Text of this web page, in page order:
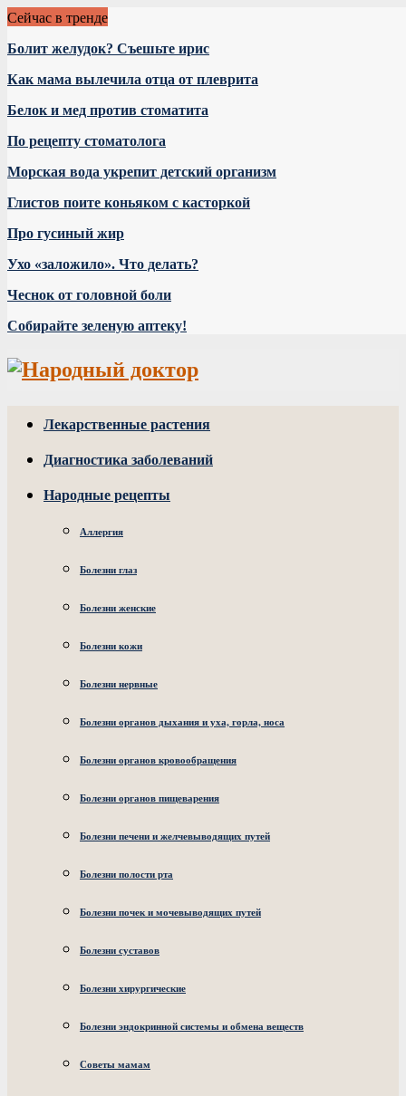
Сейчас в тренде
Болит желудок? Съешьте ирис
Как мама вылечила отца от плеврита
Белок и мед против стоматита
По рецепту стоматолога
Морская вода укрепит детский организм
Глистов поите коньяком с касторкой
Про гусиный жир
Ухо «заложило». Что делать?
Чеснок от головной боли
Собирайте зеленую аптеку!
Лекарственные растения
Диагностика заболеваний
Народные рецепты
Аллергия
Болезни глаз
Болезни женские
Болезни кожи
Болезни нервные
Болезни органов дыхания и уха, горла, носа
Болезни органов кровообращения
Болезни органов пищеварения
Болезни печени и желчевыводящих путей
Болезни полости рта
Болезни почек и мочевыводящих путей
Болезни суставов
Болезни хирургические
Болезни эндокринной системы и обмена веществ
Советы мамам